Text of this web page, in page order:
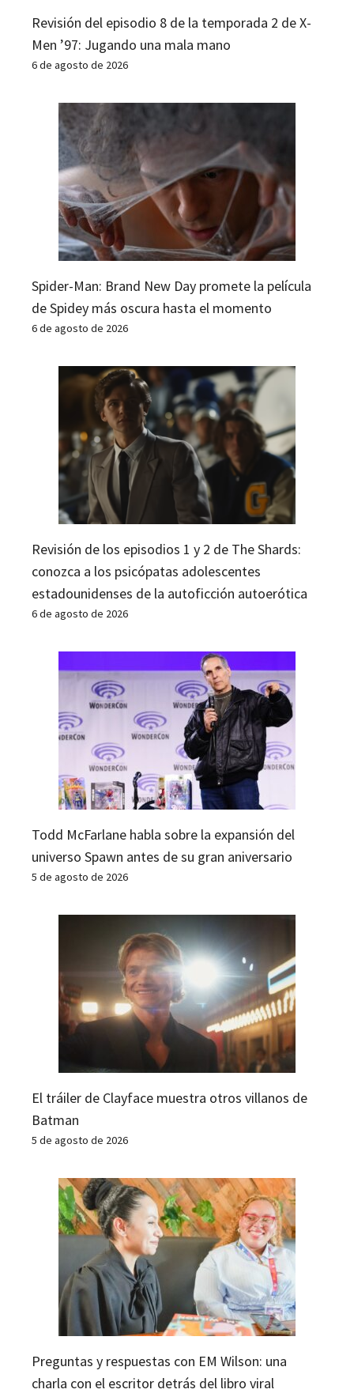
Revisión del episodio 8 de la temporada 2 de X-
Men ’97: Jugando una mala mano
6 de agosto de 2026
Spider-Man: Brand New Day promete la película
de Spidey más oscura hasta el momento
6 de agosto de 2026
Revisión de los episodios 1 y 2 de The Shards:
conozca a los psicópatas adolescentes
estadounidenses de la autoficción autoerótica
6 de agosto de 2026
Todd McFarlane habla sobre la expansión del
universo Spawn antes de su gran aniversario
5 de agosto de 2026
El tráiler de Clayface muestra otros villanos de
Batman
5 de agosto de 2026
Preguntas y respuestas con EM Wilson: una
charla con el escritor detrás del libro viral